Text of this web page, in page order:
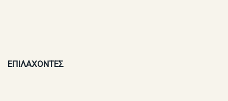
ΕΠΙΛΑΧΟΝΤΕΣ